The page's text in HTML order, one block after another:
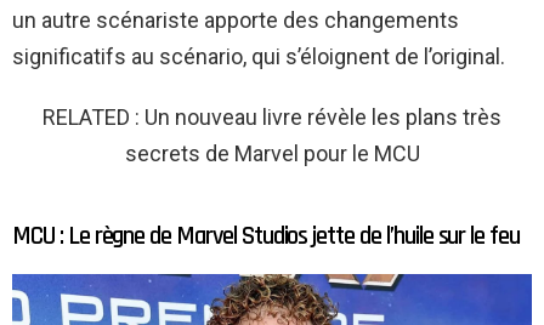
un autre scénariste apporte des changements
significatifs au scénario, qui s’éloignent de l’original.
RELATED : Un nouveau livre révèle les plans très
secrets de Marvel pour le MCU
MCU : Le règne de Marvel Studios jette de l’huile sur le feu